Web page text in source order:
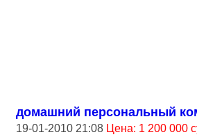
домашний персональный
19-01-2010 21:08 Цена: 1 200 000